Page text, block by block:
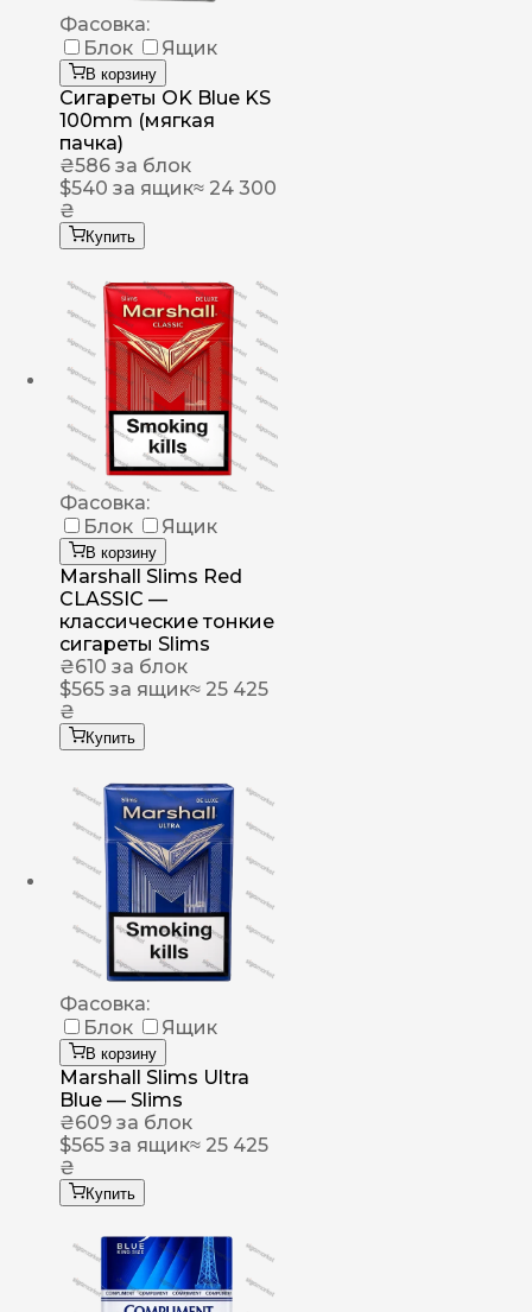
Фасовка:
Блок
Ящик
В корзину
Сигареты OK Blue KS
100mm (мягкая
пачка)
₴586 за блок
$540 за ящик≈ 24 300
₴
Купить
Фасовка:
Блок
Ящик
В корзину
Marshall Slims Red
CLASSIC —
классические тонкие
сигареты Slims
₴610 за блок
$565 за ящик≈ 25 425
₴
Купить
Фасовка:
Блок
Ящик
В корзину
Marshall Slims Ultra
Blue — Slims
₴609 за блок
$565 за ящик≈ 25 425
₴
Купить